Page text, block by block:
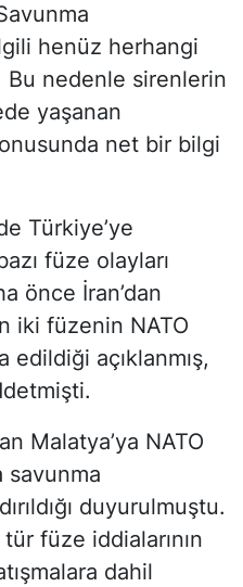
henüz herhangi
Bu nedenle sirenlerin
yaşanan
net bir bilgi
Türkiye’ye
füze olayları
önce İran’dan
iki füzenin NATO
edildiği açıklanmış,
Malatya’ya NATO
savunma
duyurulmuştu.
füze iddialarının
dahil